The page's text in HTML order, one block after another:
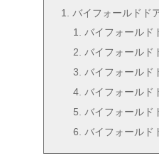
バイフォールドド
バイフォールド
バイフォールド
バイフォールド
バイフォールド
バイフォールド
バイフォールド